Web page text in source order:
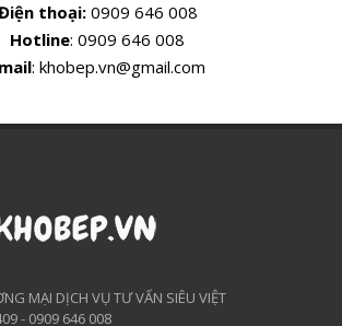
thoại:0909 646 008
Hotline: 0909 646 008
: khobep.vn@gmail.com
MẠI DỊCH VỤ TƯ VẤN SIÊU VIỆT
- 0909 646 008